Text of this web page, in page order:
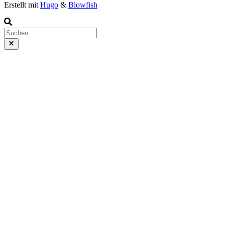
Erstellt mit Hugo & Blowfish